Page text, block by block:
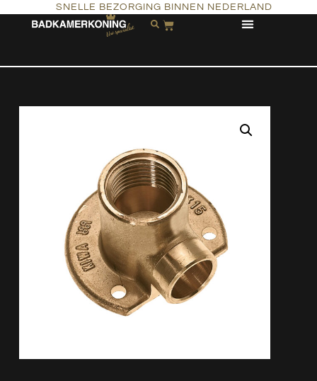
SNELLE BEZORGING BINNEN NEDERLAND